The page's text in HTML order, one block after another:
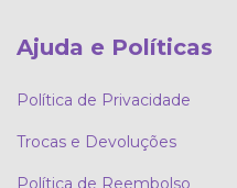
Ajuda e Políticas
Política de Privacidade
Trocas e Devoluções
Política de Reembolso